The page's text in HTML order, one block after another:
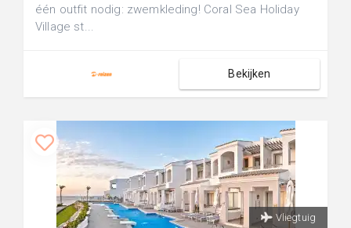
één outfit nodig: zwemkleding! Coral Sea Holiday
Village st...
Bekijken
Vliegtuig